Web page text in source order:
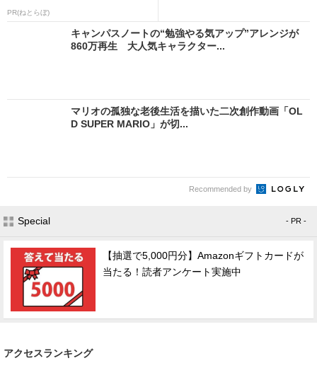
PR(ねとらぼ)
キャンパスノートの“勉強やる気アップ”アレンジが
860万再生 大人気キャラクター...
マリオの孤独な老後生活を描いた二次創作動画「OL
D SUPER MARIO」が切...
Recommended by
Special - PR -
【抽選で5,000円分】Amazonギフトカードが
当たる！読者アンケート実施中
アクセスランキング